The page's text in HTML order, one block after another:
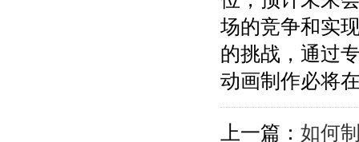
场的竞争和实
的挑战，通过
动画制作必将
上一篇： 如何